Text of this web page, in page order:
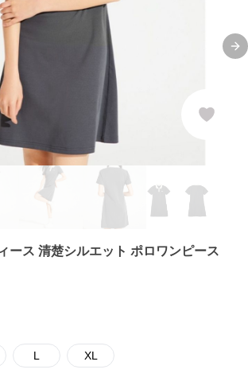
ース 清楚シルエット ポロワンピース
L XL